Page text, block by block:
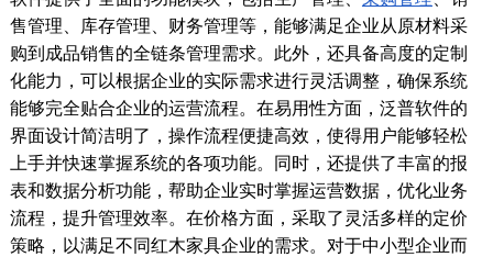
售管理、库存管理、财务管理等，能够满足企业从原材料采
购到成品销售的全链条管理需求。此外，还具备高度的定制
化能力，可以根据企业的实际需求进行灵活调整，确保系统
能够完全贴合企业的运营流程。在易用性方面，泛普软件的
界面设计简洁明了，操作流程便捷高效，使得用户能够轻松
上手并快速掌握系统的各项功能。同时，还提供了丰富的报
表和数据分析功能，帮助企业实时掌握运营数据，优化业务
流程，提升管理效率。在价格方面，采取了灵活多样的定价
策略，以满足不同红木家具企业的需求。对于中小型企业而